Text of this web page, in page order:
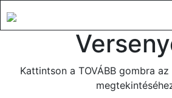
Kattintson a TOVÁBB gombra